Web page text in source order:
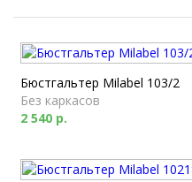
Бюстгальтер Milabel 103/2
Без каркасов
2 540 р.